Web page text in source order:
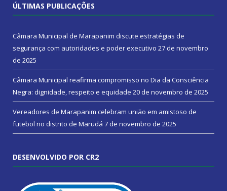
ÚLTIMAS PUBLICAÇÕES
Câmara Municipal de Marapanim discute estratégias de
segurança com autoridades e poder executivo 27 de novembro
de 2025
Câmara Municipal reafirma compromisso no Dia da Consciência
Negra: dignidade, respeito e equidade 20 de novembro de 2025
Vereadores de Marapanim celebram união em amistoso de
futebol no distrito de Marudá 7 de novembro de 2025
DESENVOLVIDO POR CR2